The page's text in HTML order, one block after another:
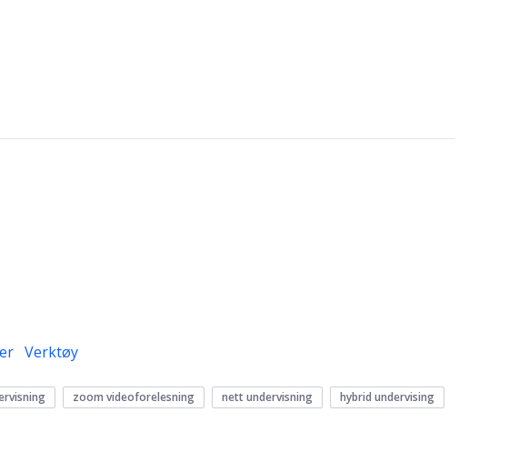
Verktøy
zoom videoforelesning nett undervisning hybrid undervising